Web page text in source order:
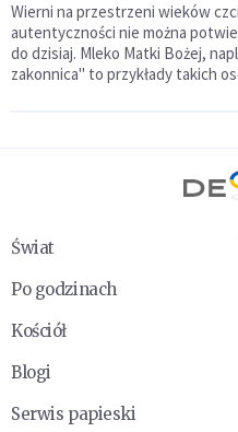
Wierni na przestrzeni wieków
autentyczności nie można
do dzisiaj. Mleko Matki Bożej,
zakonnica" to przykłady takich
Świat
Po godzinach
Kościół
Blogi
Serwis papieski